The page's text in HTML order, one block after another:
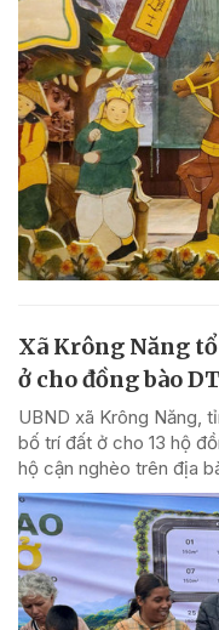
Xã Krông Năng
ở cho đồng bào
UBND xã Krông Năng,
bố trí đất ở cho 13 hộ
hộ cận nghèo trên địa